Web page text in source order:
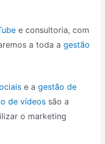
e consultoria, com
a toda a gestão
e a gestão de
de vídeossão a
o marketing